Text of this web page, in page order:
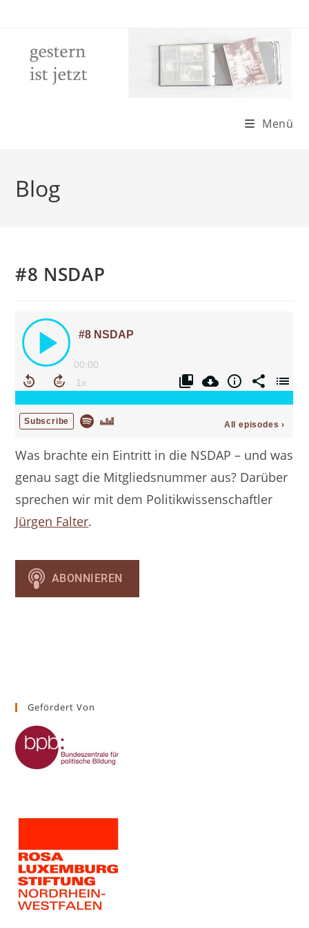
Menü
Blog
#8 NSDAP
Was brachte ein Eintritt in die NSDAP – und was
genau sagt die Mitgliedsnummer aus? Darüber
sprechen wir mit dem Politikwissenschaftler
Jürgen Falter.
Gefördert Von